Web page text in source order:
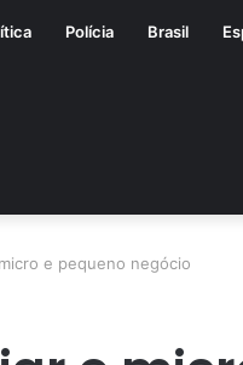
Polícia Brasil
e pequeno negócio